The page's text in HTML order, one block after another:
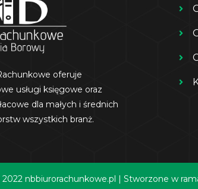
oferuje
usługi księgowe oraz
dla małych i średnich
wszystkich branż.
nbbiurorachunkowe.pl | Stworzone w